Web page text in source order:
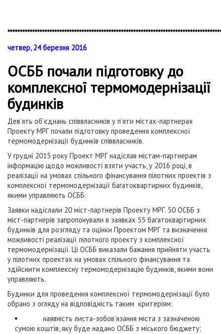
четвер, 24 березня 2016
ОСББ почали підготовку до
комплексної термомодернізації
будинків
Дев’ять об’єднань співвласників у п’яти містах-партнерах
Проекту МРГ почали підготовку проведення комплексної
термомодернізації будинків співвласників.
У грудні 2015 року Проект МРГ надіслав містам-партнерам
інформацію щодо можливості взяти участь, у 2016 році, в
реалізації на умовах спільного фінансування пілотних проектів з
комплексної термомодернізації багатоквартирних будинків,
якими управляють ОСББ.
Заявки надіслали 20 міст-партнерів Проекту МРГ. 50 ОСББ з
міст-партнерів запропонували в заявках 55 багатоквартирних
будинків для розгляду та оцінки Проектом МРГ та визначення
можливості реалізації пілотного проекту з комплексної
термомодернізації. Ці ОСББ виказали бажання прийняти участь
у пілотних проектах на умовах спільного фінансування та
здійснити комплексну термомодернізацію будинків, якими вони
управляють.
Будинки для проведення комплексної термомодернізації було
обрано з огляду на відповідність таким критеріям:
наявність листа-зобов’язання міста з зазначеною
сумою коштів, яку буде надано ОСББ з міського бюджету;